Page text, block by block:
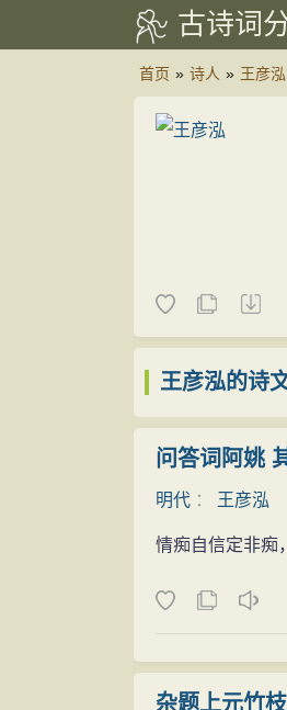
古诗词
首页 » 诗人 » 王彦泓
王彦泓的诗
问答词阿姚
明代 ： 王彦泓
情痴自信定非痴
杂题上元竹